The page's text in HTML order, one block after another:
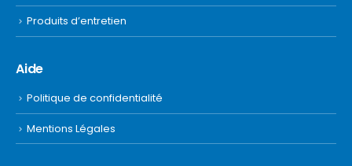
Produits d’entretien
Aide
Politique de confidentialité
Mentions Légales